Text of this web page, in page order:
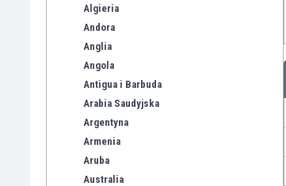
Algieria
Andora
Anglia
Angola
Antigua i Barbuda
Arabia Saudyjska
Argentyna
Armenia
Aruba
Australia